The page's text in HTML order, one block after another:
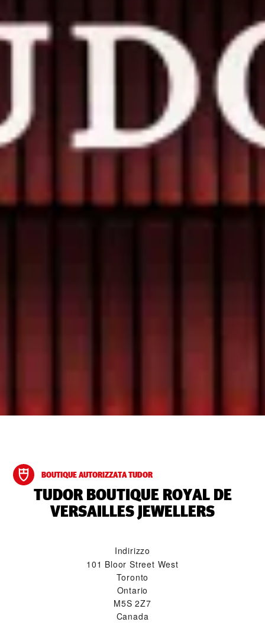
BOUTIQUE AUTORIZZATA TUDOR
‭TUDOR BOUTIQUE ROYAL DE
VERSAILLES JEWELLERS‬
Indirizzo
101 Bloor Street West
Toronto
Ontario
M5S 2Z7
Canada